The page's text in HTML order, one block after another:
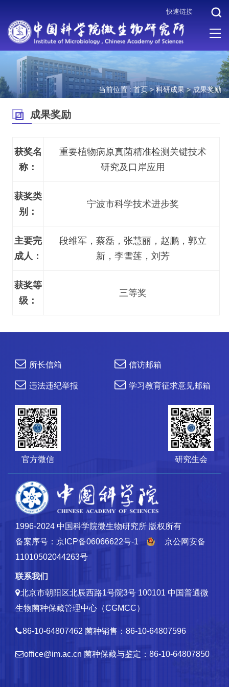
快速链接
当前位置 : 首页>科研成果>成果奖励
成果奖励
获奖名
称：
重要植物病原真菌精准检测关键技术
研究及口岸应用
获奖类
别：
宁波市科学技术进步奖
主要完
成人：
段维军，蔡磊，张慧丽，赵鹏，郭立
新，李雪莲，刘芳
获奖等
级：
三等奖
所长信箱 信访邮箱
违法违纪举报 学习教育征求意见邮箱
官方微信 研究生会
1996-2024 中国科学院微生物研究所 版权所有
备案序号：京ICP备06066622号-1
京公网安备
11010502044263号
联系我们
北京市朝阳区北辰西路1号院3号 100101 中国普通微
生物菌种保藏管理中心（CGMCC）
86-10-64807462 菌种销售：86-10-64807596
office@im.ac.cn 菌种保藏与鉴定：86-10-64807850